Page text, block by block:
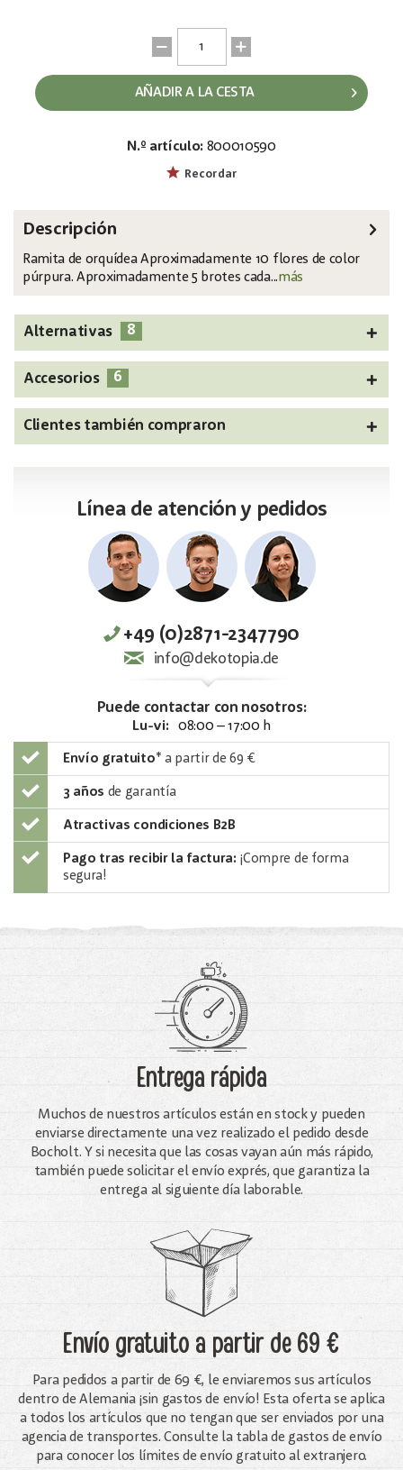
AÑADIR A LA CESTA
N.º artículo: 800010590
Recordar
Descripción
Ramita de orquídea Aproximadamente 10 flores de color
púrpura. Aproximadamente 5 brotes cada...más
Alternativas 8
Accesorios 6
Clientes también compraron
Línea de atención y pedidos
+49 (0)2871-2347790
info@dekotopia.de
Puede contactar con nosotros:
Lu-vi: 08:00 – 17:00 h
Envío gratuito* a partir de 69 €
3 años de garantía
Atractivas condiciones B2B
Pago tras recibir la factura: ¡Compre de forma
segura!
Entrega rápida
Muchos de nuestros artículos están en stock y pueden
enviarse directamente una vez realizado el pedido desde
Bocholt. Y si necesita que las cosas vayan aún más rápido,
también puede solicitar el envío exprés, que garantiza la
entrega al siguiente día laborable.
Envío gratuitoa partir de 69 €
Para pedidos a partir de 69 €, le enviaremos sus artículos
dentro de Alemania ¡sin gastos de envío! Esta oferta se aplica
a todos los artículos que no tengan que ser enviados por una
agencia de transportes. Consulte la tabla de gastos de envío
para conocer los límites de envío gratuito al extranjero.